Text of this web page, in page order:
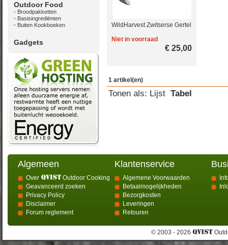
Outdoor Food
Broodpakketten
Basisingrediënten
Buiten Kookboeken
Gadgets
WildHarvest Zwitserse Gertel
€ 25,00
Niet in voorraad
1 artikel(en)
Tonen als: Lijst Tabel
Algemeen
Over
Outdoor Cooking
Geavanceerd zoeken
Privacy Policy
Disclaimer
Forum reglement
Klantenservice
Algemene Voorwaarden
Betaalmogelijkheden
Bezorgkosten
Leveringen
Retouren
© 2003 - 2026